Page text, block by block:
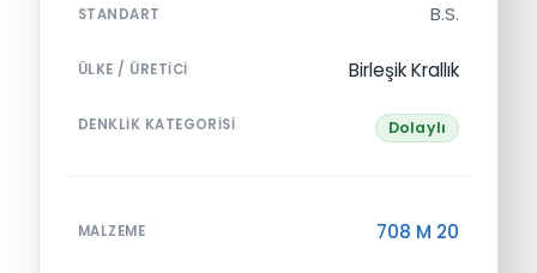
STANDART B.S.
ÜLKE / ÜRETICI Birleşik Krallık
DENKLIK KATEGORISI Dolaylı
MALZEME 708 M 20